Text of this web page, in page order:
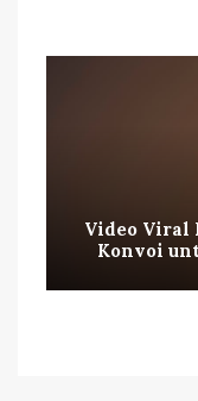
Video Viral
Konvoi